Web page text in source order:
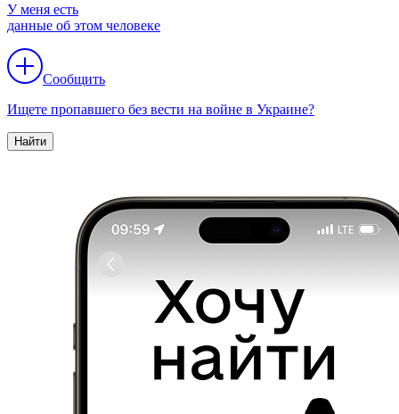
У меня есть
данные об этом человеке
Сообщить
Ищете пропавшего без вести на войне в Украине?
Найти